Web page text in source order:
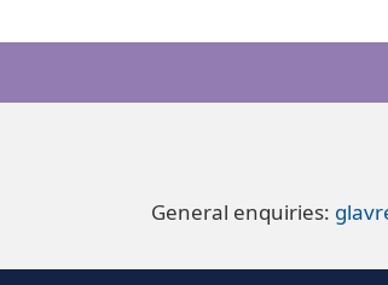
General enquiries: